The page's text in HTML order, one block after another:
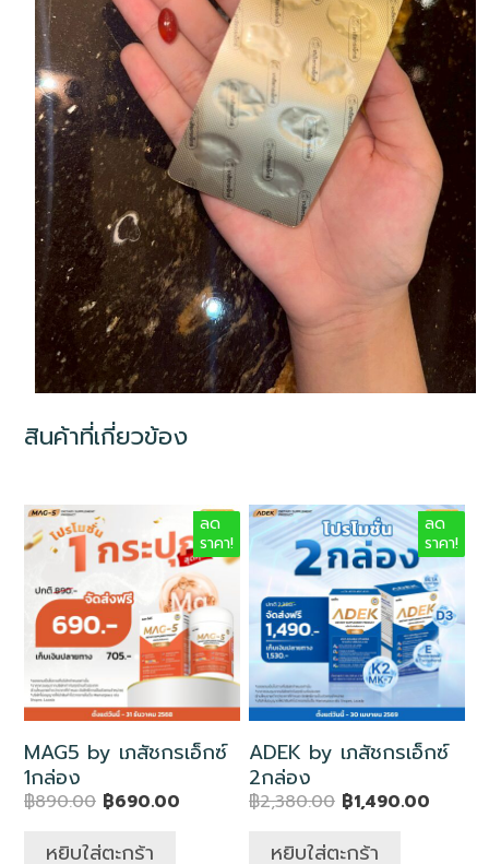
สินค้าที่เกี่ยวข้อง
ลด
ราคา!
MAG5 by เภสัชกรเอ็กซ์
1กล่อง
฿890.00 ฿690.00
หยิบใส่ตะกร้า
ลด
ราคา!
ADEK by เภสัชกรเอ็กซ์
2กล่อง
฿2,380.00 ฿1,490.00
หยิบใส่ตะกร้า